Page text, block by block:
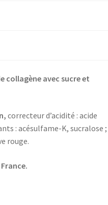
collagène avec sucre et
correcteur d’acidité : acide
: acésulfame-K, sucralose ;
rouge.